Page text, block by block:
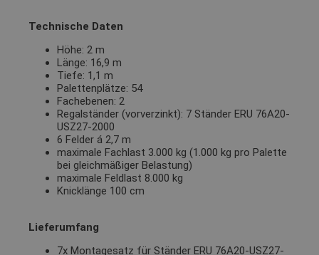
Technische Daten
Höhe: 2 m
Länge: 16,9 m
Tiefe: 1,1 m
Palettenplätze: 54
Fachebenen: 2
Regalständer (vorverzinkt): 7 Ständer ERU 76A20-
USZ27-2000
6 Felder á 2,7 m
maximale Fachlast 3.000 kg (1.000 kg pro Palette
bei gleichmäßiger Belastung)
maximale Feldlast 8.000 kg
Knicklänge 100 cm
Lieferumfang
7x Montagesatz für Ständer ERU 76A20-USZ27-